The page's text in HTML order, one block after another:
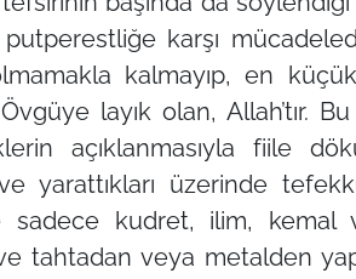
karşı
olmamakla kalmayıp, en
layık olan, Allah’tır.
açıklanmasıyla fiile
yarattıkları üzerinde
sadece kudret, ilim, kemal
tahtadan veya metalden